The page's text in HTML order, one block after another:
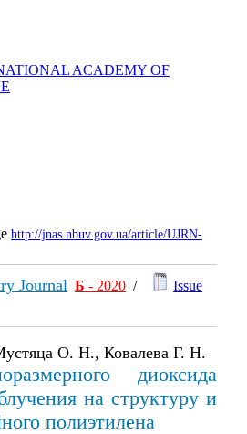
ACADEMY OF
http://jnas.nbuv.gov.ua/article/UJRN-
Journal Б - 2020 /
Issue
О. Н., Ковалева Г. Н.
диоксида
на структуру и
полиэтилена